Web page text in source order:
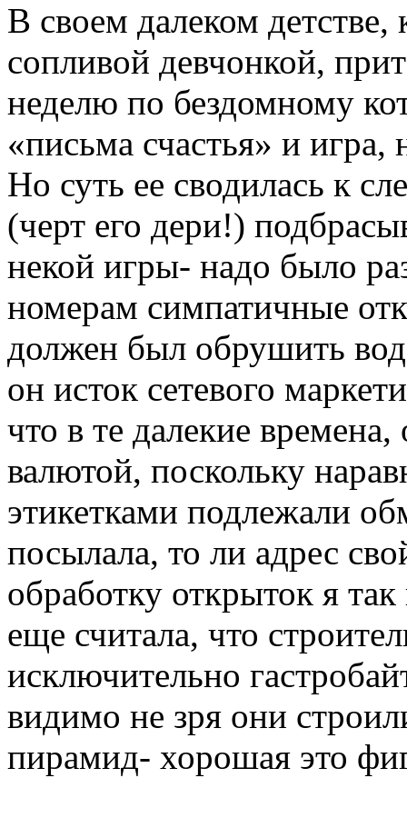
В своем далеком
сопливой девчонкой,
неделю по бездомному
«письма счастья» и
Но суть ее сводилась к
(черт его дери!)
некой игры- надо было
номерам симпатичные
должен был обрушить
он исток сетевого
что в те далекие
валютой, поскольку
этикетками подлежали
посылала, то ли адрес
обработку открыток я
еще считала, что
исключительно
видимо не зря они
пирамид- хорошая это